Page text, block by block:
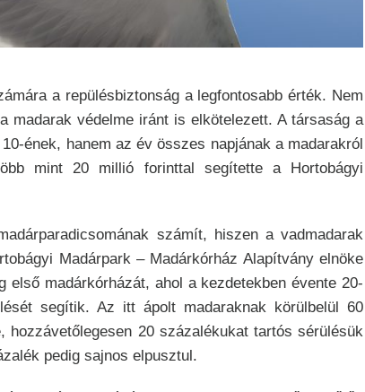
a repülésbiztonság a legfontosabb érték. Nem
madarak védelme iránt is elkötelezett. A társaság a
ének, hanem az év összes napjának a madarakról
mint 20 millió forinttal segítette a Hortobágyi
számít, hiszen a vadmadarak
Madárpark – Madárkórház Alapítvány elnöke
madárkórházát, ahol a kezdetekben évente 20-
segítik. Az itt ápolt madaraknak körülbelül 60
20 százalékukat tartós sérülésük
pedig sajnos elpusztul.